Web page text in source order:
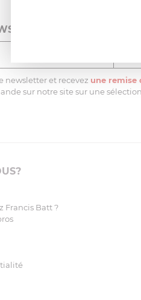
newsletter et recevez une remise
sur notre site sur une
Francis Batt ?